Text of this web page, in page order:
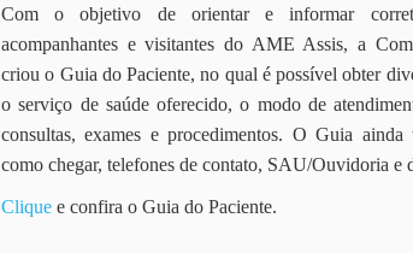
Com o objetivo de orientar e informar
acompanhantes e visitantes do AME Assis, a
criou o Guia do Paciente, no qual é possível obter
o serviço de saúde oferecido, o modo de
consultas, exames e procedimentos. O Guia ainda
como chegar, telefones de contato, SAU/Ouvidoria e
Clique e confira o Guia do Paciente.